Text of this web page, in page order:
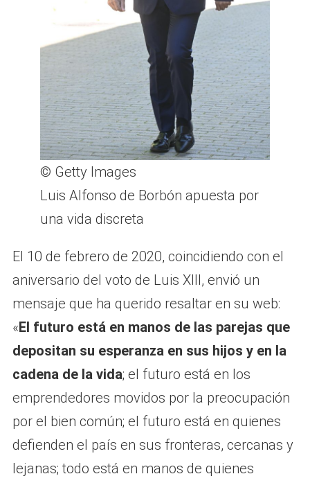
© Getty Images
Luis Alfonso de Borbón apuesta por
una vida discreta
El 10 de febrero de 2020, coincidiendo con el
aniversario del voto de Luis XIII, envió un
mensaje que ha querido resaltar en su web:
«El futuro está en manos de las parejas que
depositan su esperanza en sus hijos y en la
cadena de la vida; el futuro está en los
emprendedores movidos por la preocupación
por el bien común; el futuro está en quienes
defienden el país en sus fronteras, cercanas y
lejanas; todo está en manos de quienes